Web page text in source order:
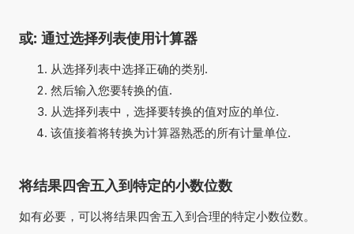
或: 通过选择列表使用计算器
从选择列表中选择正确的类别.
然后输入您要转换的值.
从选择列表中，选择要转换的值对应的单位.
该值接着将转换为计算器熟悉的所有计量单位.
将结果四舍五入到特定的小数位数
如有必要，可以将结果四舍五入到合理的特定小数位数。